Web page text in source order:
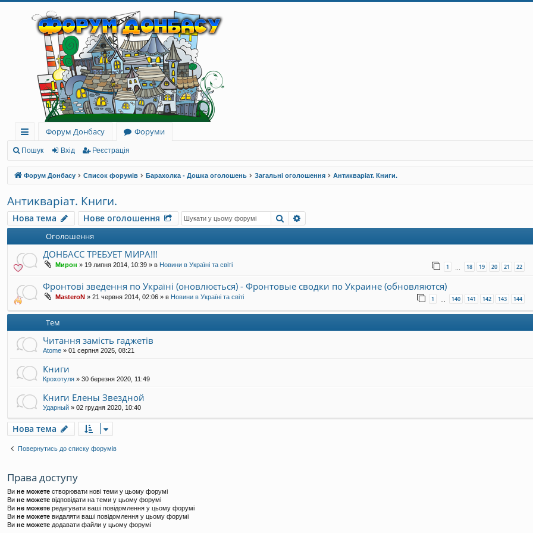
ви
дк
и
й
до
ст
уп
Форум Донбасу
Форуми
Пошук Вхід Реєстрація
Форум Донбасу Список форумів Барахолка - Дошка оголошень Загальні оголошення Антикваріат. Книги.
Антикваріат. Книги.
Нова тема Нове оголошення Пошук
Оголошення
ДОНБАСС ТРЕБУЕТ МИРА!!!
Мирон » 19 липня 2014, 10:39 » в Новини в Україні та світі 1 … 18 19 20 21 22
Фронтові зведення по Україні (оновлюється) - Фронтовые сводки по Украине (обновляются)
MasteroN » 21 червня 2014, 02:06 » в Новини в Україні та світі 1 … 140 141 142 143 144
Тем
Читання замість гаджетів
Atome » 01 серпня 2025, 08:21
Книги
Крохотуля » 30 березня 2020, 11:49
Книги Елены Звездной
Ударный » 02 грудня 2020, 10:40
Нова тема
Повернутись до списку форумів
Права доступу
Ви не можете створювати нові теми у цьому форумі
Ви не можете відповідати на теми у цьому форумі
Ви не можете редагувати ваші повідомлення у цьому форумі
Ви не можете видаляти ваші повідомлення у цьому форумі
Ви не можете додавати файли у цьому форумі